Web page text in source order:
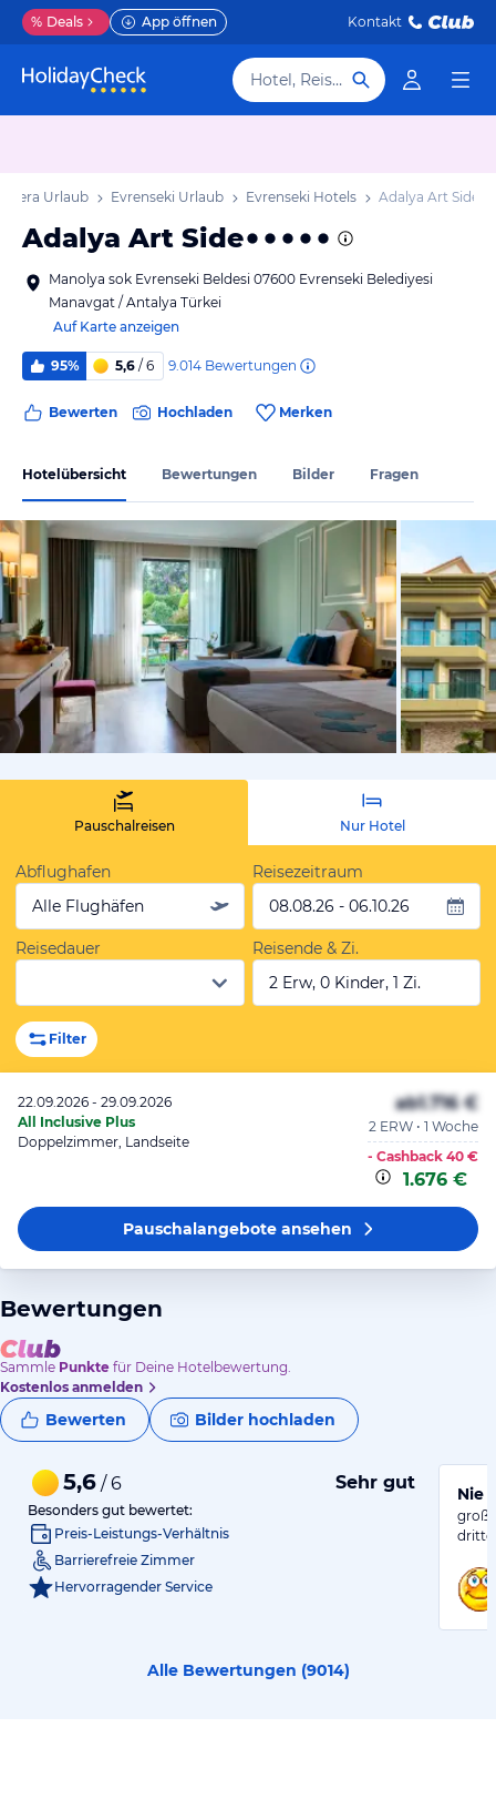
% Deals App öffnen Kontakt
Hotel, Reiseziel
Urlaub Evrenseki Urlaub Evrenseki Hotels Adalya Art Side
Adalya Art Side
Manolya sok Evrenseki Beldesi 07600 Evrenseki Belediyesi
Manavgat / Antalya Türkei
Auf Karte anzeigen
95% 5,6 / 6 9.014 Bewertungen
Bewerten Hochladen Merken
Hotelübersicht Bewertungen Bilder Fragen
vom
Pauschalreisen Nur Hotel
Abflughafen
Alle Flughäfen
Reisezeitraum
08.08.26 - 06.10.26
Reisedauer
Reisende & Zi.
2 Erw, 0 Kinder, 1 Zi.
Filter
22.09.2026 - 29.09.2026
All Inclusive Plus
Doppelzimmer, Landseite
ab1.716 €
2 ERW • 1 Woche
- Cashback 40 €
1.676 €
Pauschalangeboteansehen
Bewertungen
Sammle Punkte für Deine Hotelbewertung.
Kostenlos anmelden
Bewerten Bilder hochladen
5,6 / 6 Sehr gut
Besonders gut bewertet:
Preis-Leistungs-Verhältnis
Barrierefreie Zimmer
Hervorragender Service
Nie
Alle Bewertungen (9014)